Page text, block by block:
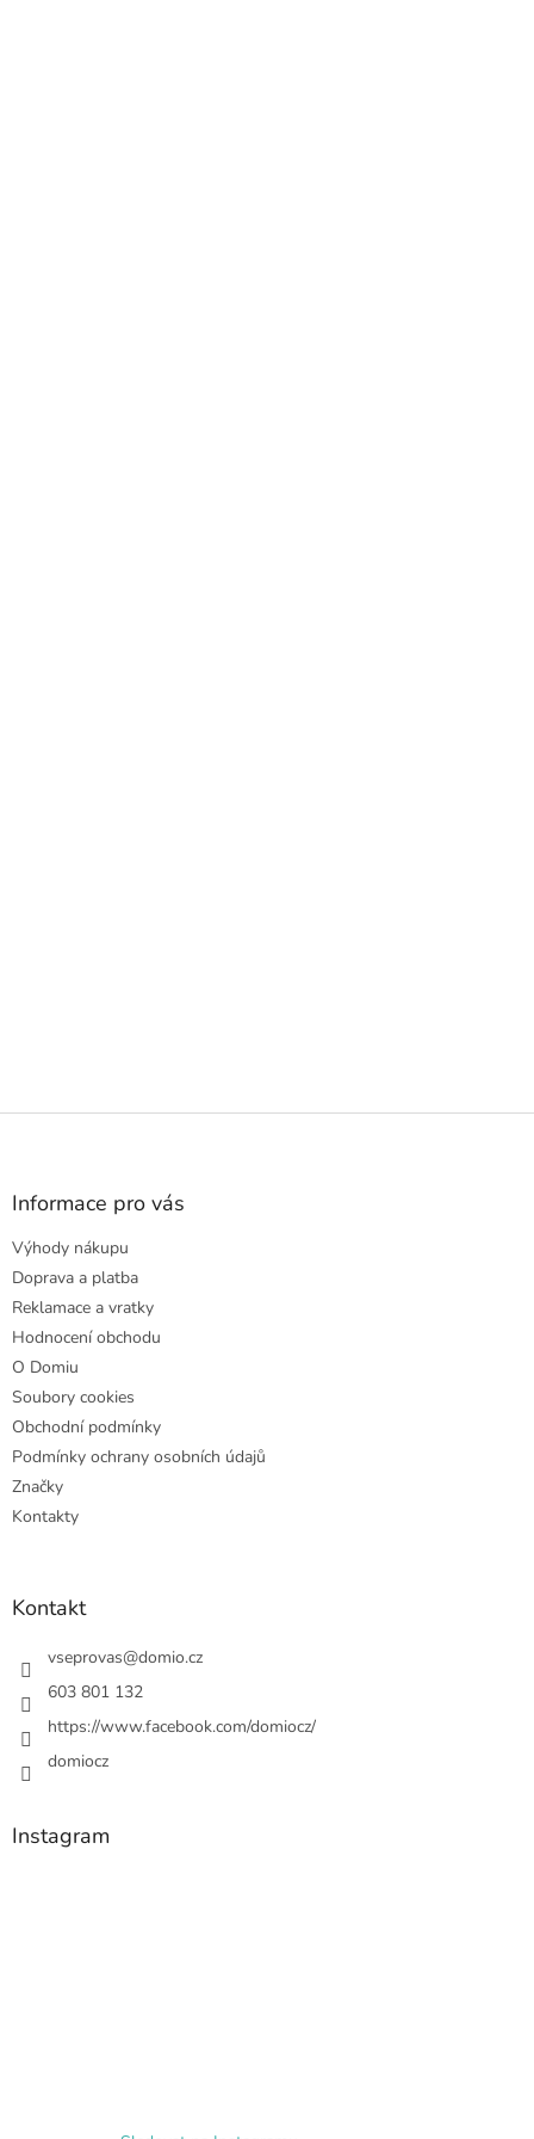
Z
Informace pro vás
Výhody nákupu
Doprava a platba
Reklamace a vratky
Hodnocení obchodu
O Domiu
Soubory cookies
Obchodní podmínky
Podmínky ochrany osobních údajů
Značky
Kontakty
Kontakt
vseprovas@domio.cz
603 801 132
https://www.facebook.com/domiocz/
domiocz
Instagram